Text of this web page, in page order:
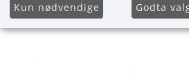
Kun nødvendige Godta